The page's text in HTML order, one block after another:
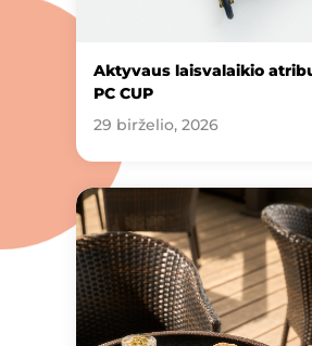
Aktyvaus laisvalaikio
PC CUP
29 birželio, 2026